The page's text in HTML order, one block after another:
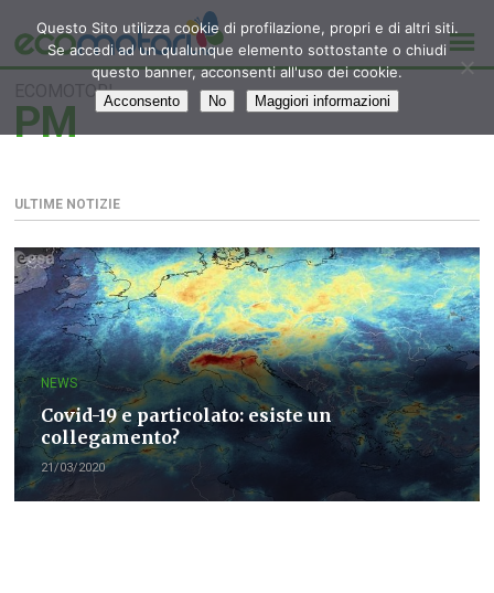
ECOMOTORI
PM
ULTIME NOTIZIE
NEWS
Covid-19 e particolato: esiste un
collegamento?
21/03/2020
Questo Sito utilizza cookie di profilazione, propri e di altri siti.
Se accedi ad un qualunque elemento sottostante o chiudi
questo banner, acconsenti all'uso dei cookie.
Acconsento No Maggiori informazioni